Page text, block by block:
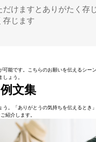
だけますとありがたく存
存じます
能です。こちらのお願いを伝えるシー
しょう。
文集
。「ありがとうの気持ちを伝えるとき
紹介します。